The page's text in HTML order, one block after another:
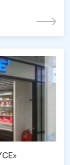
Подробнее
«ROYCE»
Адыгея